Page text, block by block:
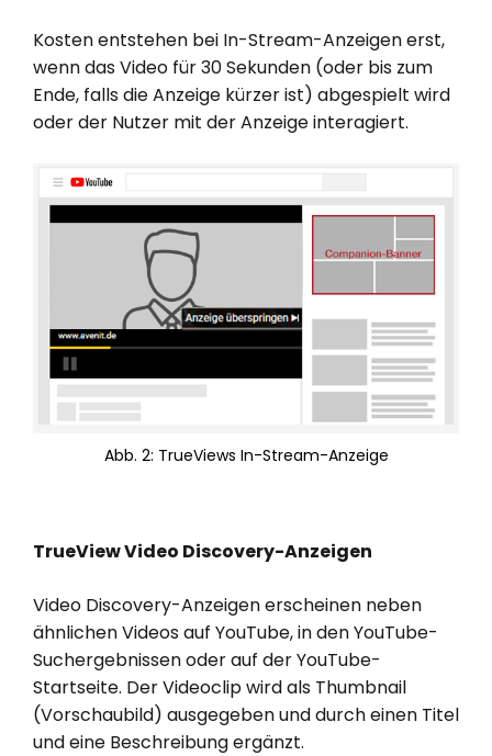
Kosten entstehen bei In-Stream-Anzeigen erst,
wenn das Video für 30 Sekunden (oder bis zum
Ende, falls die Anzeige kürzer ist) abgespielt wird
oder der Nutzer mit der Anzeige interagiert.
Abb. 2: TrueViews In-Stream-Anzeige
TrueView Video Discovery-Anzeigen
Video Discovery-Anzeigen erscheinen neben
ähnlichen Videos auf YouTube, in den YouTube-
Suchergebnissen oder auf der YouTube-
Startseite. Der Videoclip wird als Thumbnail
(Vorschaubild) ausgegeben und durch einen Titel
und eine Beschreibung ergänzt.